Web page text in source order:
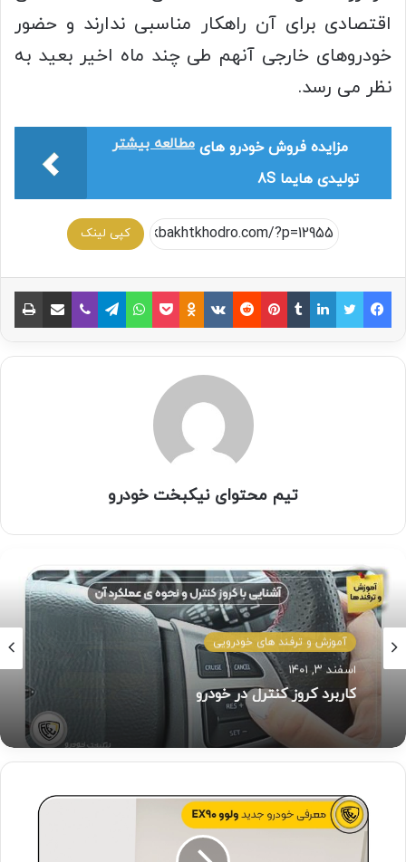
اقتصادی برای آن راهکار مناسبی ندارند و حضور
خودروهای خارجی آنهم طی چند ماه اخیر بعید به
نظر می رسد.
مطالعه بیشتر مزایده فروش خودرو های
تولیدی هایما 8S
کپی لینک
تیم محتوای نیکبخت خودرو
اخبار و رویداد ها
تیر ۱۱, ۱۴۰۱
تاکسی های فرسوده شهری نیاز به نوسازی دارد